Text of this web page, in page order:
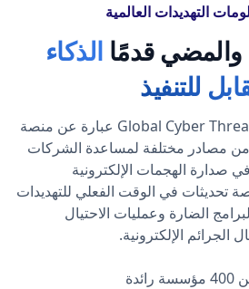
التهديدات العالمية
والمضي قدمًا الذكاء
للتنفيذ
إن Global Cyber Threat Intelligence Feed عبارة عن منصة
من مصادر مختلفة لمساعدة الشركات
صدارة الهجمات الإلكترونية
تحديثات في الوقت الفعلي للتهديدات
الضارة وعمليات الاحتيال
الجرائم الإلكترونية.